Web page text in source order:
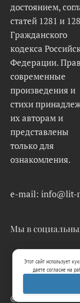
достоянием,
статей 1281 и
Гражданского
кодекса
Федерации.
современные
произведения и
стихи
их авторам и
представлены
только для
ознакомления.
e-mail: info@lit-
Мы в
© 2026 Lit-Ra.su.
Этот сайт использует
даете согласие на